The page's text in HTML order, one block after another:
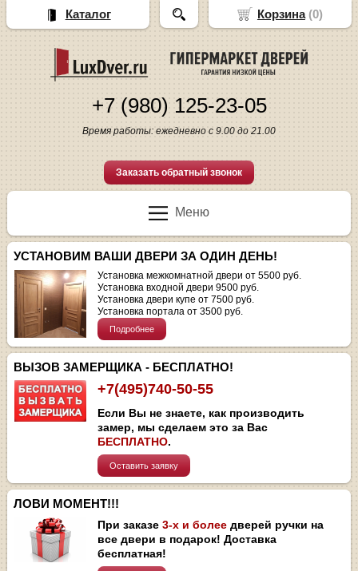
+7 (980) 125-23-05
Время работы: ежедневно с 9.00 до 21.00
Заказать обратный звонок
Меню
УСТАНОВИМ ВАШИ ДВЕРИ ЗА ОДИН ДЕНЬ!
Установка межкомнатной двери от 5500 руб.
Установка входной двери 9500 руб.
Установка двери купе от 7500 руб.
Установка портала от 3500 руб.
Подробнее
ВЫЗОВ ЗАМЕРЩИКА - БЕСПЛАТНО!
+7(495)740-50-55
Если Вы не знаете, как производить
замер, мы сделаем это за Вас
БЕСПЛАТНО.
Оставить заявку
ЛОВИ МОМЕНТ!!!
При заказе3-х и более дверей ручки на
все двери в подарок! Доставка
бесплатная!
Корзина(0)
Каталог